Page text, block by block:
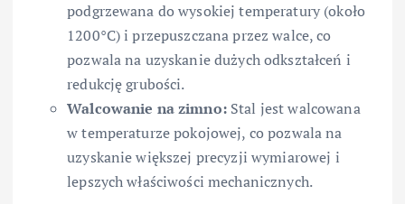
podgrzewana do wysokiej temperatury (około
1200°C) i przepuszczana przez walce, co
pozwala na uzyskanie dużych odkształceń i
redukcję grubości.
Walcowanie na zimno:Stal jest walcowana
w temperaturze pokojowej, co pozwala na
uzyskanie większej precyzji wymiarowej i
lepszych właściwości mechanicznych.